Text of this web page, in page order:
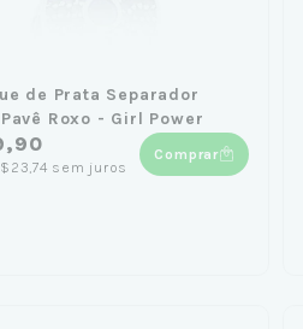
de Prata Separador
Roxo - Girl Power
sem juros
Comprar